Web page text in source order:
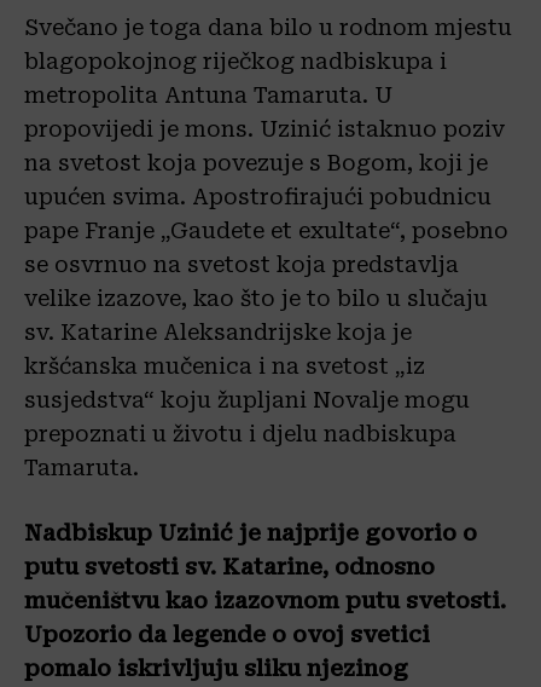
Svečano je toga dana bilo u rodnom mjestu
blagopokojnog riječkog nadbiskupa i
metropolita Antuna Tamaruta. U
propovijedi je mons. Uzinić istaknuo poziv
na svetost koja povezuje s Bogom, koji je
upućen svima. Apostrofirajući pobudnicu
pape Franje „Gaudete et exultate“, posebno
se osvrnuo na svetost koja predstavlja
velike izazove, kao što je to bilo u slučaju
sv. Katarine Aleksandrijske koja je
kršćanska mučenica i na svetost „iz
susjedstva“ koju župljani Novalje mogu
prepoznati u životu i djelu nadbiskupa
Tamaruta.
Nadbiskup Uzinić je najprije govorio o
putu svetosti sv. Katarine, odnosno
mučeništvu kao izazovnom putu svetosti.
Upozorio da legende o ovoj svetici
pomalo iskrivljuju sliku njezinog